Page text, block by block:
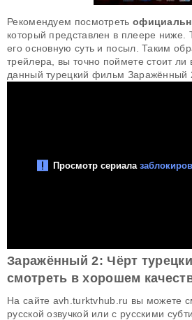
Рекомендуем посмотреть
который представлен в плеере ниже.
его основную суть и посыл. Таким
трейлера, вы точно поймете стоит ли
данный турецкий фильм Заражённый
Заражённый 2: Чёрт
смотреть в хорошем
На сайте avh.turktvhub.ru вы можете
русской озвучкой или с русскими